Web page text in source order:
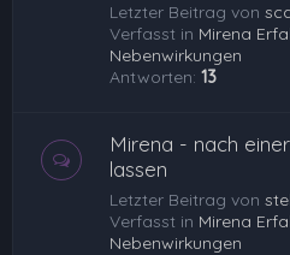
Letzter Beitrag von
Verfasst in Mirena
Nebenwirkungen
Antworten: 13
Mirena - nach
lassen
Letzter Beitrag von
Verfasst in Mirena
Nebenwirkungen